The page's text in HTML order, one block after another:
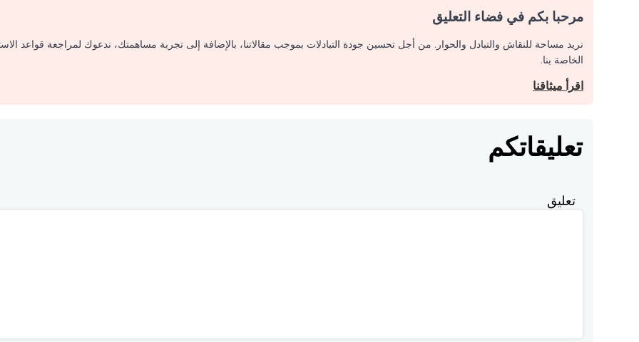
مرحبا بكم في فضاء التعليق
نريد مساحة للنقاش والتبادل والحوار. من أجل تحسين جودة التبادلات بموجب مقالاتنا، بالإضافة إلى تجربة مساهمتك، ندعوك لمراجعة قواعد
الخاصة بنا.
اقرأ ميثاقنا
تعليقاتكم
تعليق